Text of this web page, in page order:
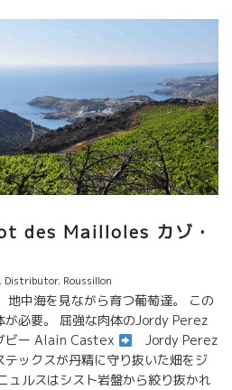
り、着いたのは少し前 日本にも入荷
畑。2005年まで先代アランが造って
ーヴェはリリースされていなかっ
なかでも一番の傾斜で海側に位置す
想像を超えた。どうやって仕事をし
クロ・ド・タイラック。 ジョルデ
。 このことをアランに内緒にしてい
時アランにブラインドで飲ませた
で言い当てたアラン。思い入れが
。ルシヨンなのにブルゴーニュの
繊細。余韻は長く旨味が溶け込ん
月日本に入ってくる新しいキュー
ジを試飲させてもらいました。 リリ
〜10月を予定しています。乞うご期
des Mailloles カゾ・
, Distributor, Roussillon
中海を見ながら育つ葡萄達。 この
が必要。 屈強な肉体のJordy Perez
ビー Alain Castex
Jordy Perez
ックスが丹精に守り抜いた畑をジ
ュルスはシスト岩盤から絞り抜かれ